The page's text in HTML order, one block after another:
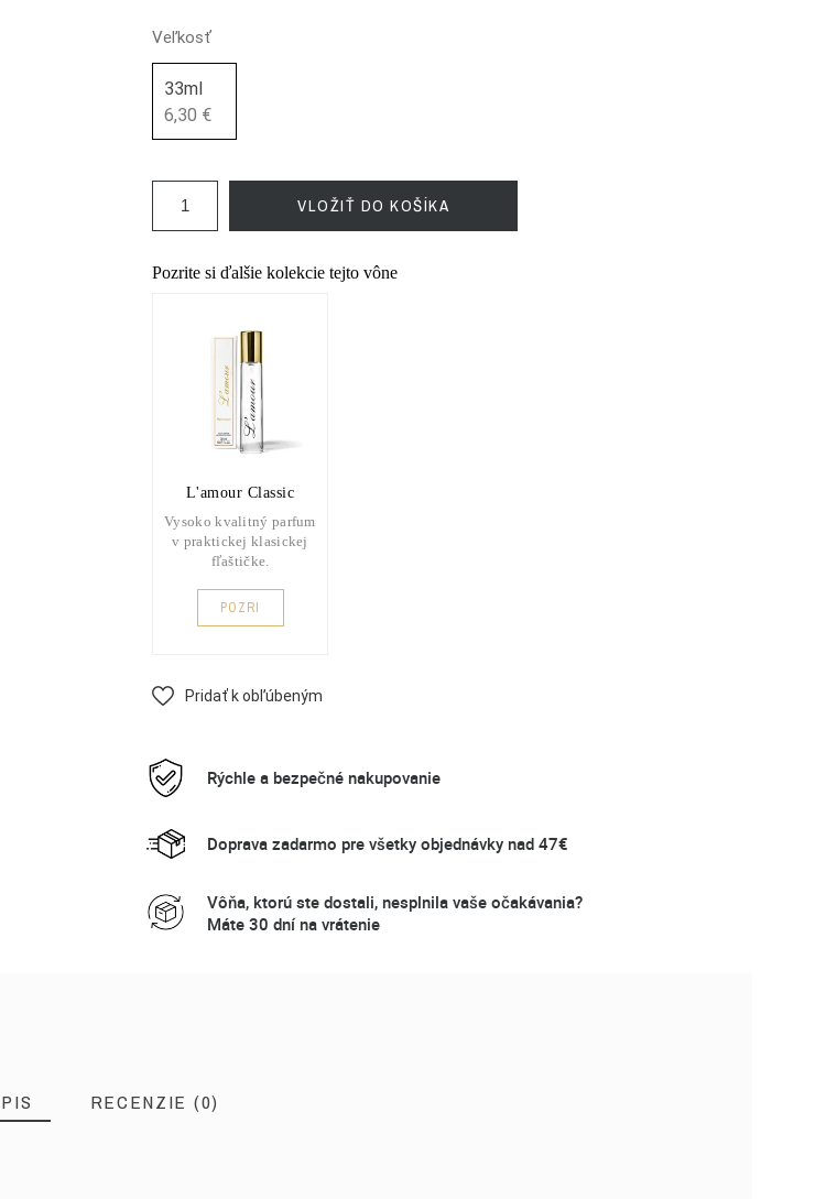
Veľkosť
33ml
6,30 €
VLOŽIŤ DO KOŠÍKA
Pozrite si ďalšie kolekcie tejto vône
L'amour Classic
Vysoko kvalitný parfum
v praktickej klasickej
fľaštičke.
POZRI
Pridať k obľúbeným
Rýchle a bezpečné nakupovanie
Doprava zadarmo pre všetky objednávky nad 47€
Vôňa, ktorú ste dostali, nesplnila vaše očakávania?
Máte 30 dní na vrátenie
RECENZIE (0)